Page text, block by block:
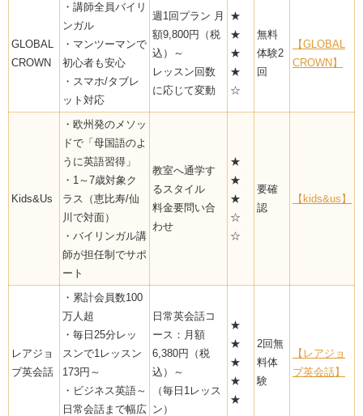
GLOBAL
CROWN
・講師全員バイリ
ンガル
・マンツーマンで
初心者も安心
・スマホ/タブレ
ット対応
週1回プラン 月
額9,800円（税
込）～
レッスン回数
に応じて変動
★
★
★
★
☆
無料
体験2
回
【GLOBAL
CROWN】
Kids&Us
・欧州発のメソッ
ドで「母国語のよ
うに英語習得」
・1～7歳対象ク
ラス（恵比寿/仙
川で対面）
・バイリンガル講
師が担任制でサポ
ート
教室へ通学す
るスタイル
料金要問い合
わせ
★
★
★
☆
☆
要確
認
【kids&us】
レアジョ
ブ英会話
・累計会員数100
万人超
・毎日25分レッ
スンで1レッスン
173円～
・ビジネス英語～
日常会話まで幅広
日常英会話コ
ース：月額
6,380円（税
込）～
（毎日1レッス
ン）
★
★
★
★
★
2回無
料体
験
【レアジョ
ブ英会話】